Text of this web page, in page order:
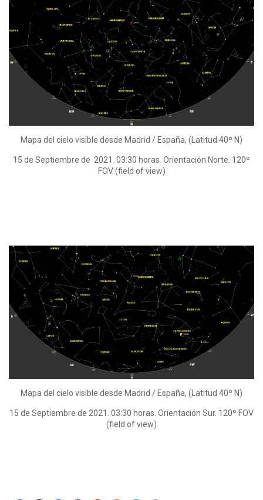
Mapa del cielo visible desde Madrid / España, (Latitud 40º N)
15 de Septiembre de 2021. 03:30 horas. Orientación Norte. 120º
FOV (field of view)
Mapa del cielo visible desde Madrid / España, (Latitud 40º N)
15 de Septiembre de 2021. 03:30 horas. Orientación Sur. 120º FOV
(field of view)